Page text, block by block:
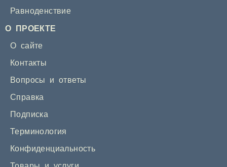
Равноденствие
О ПРОЕКТЕ
О сайте
Контакты
Вопросы и ответы
Справка
Подписка
Терминология
Конфиденциальность